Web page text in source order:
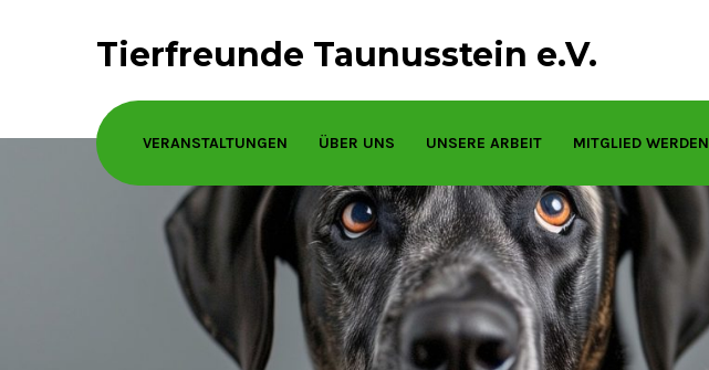
Tierfreunde Taunusstein e.V.
VERANSTALTUNGEN ÜBER UNS UNSERE ARBEIT MITGLIED WERDEN